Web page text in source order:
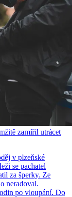
zamířil utrácet
v plzeňské
se pachatel
za šperky. Ze
neradoval.
po vloupání. Do